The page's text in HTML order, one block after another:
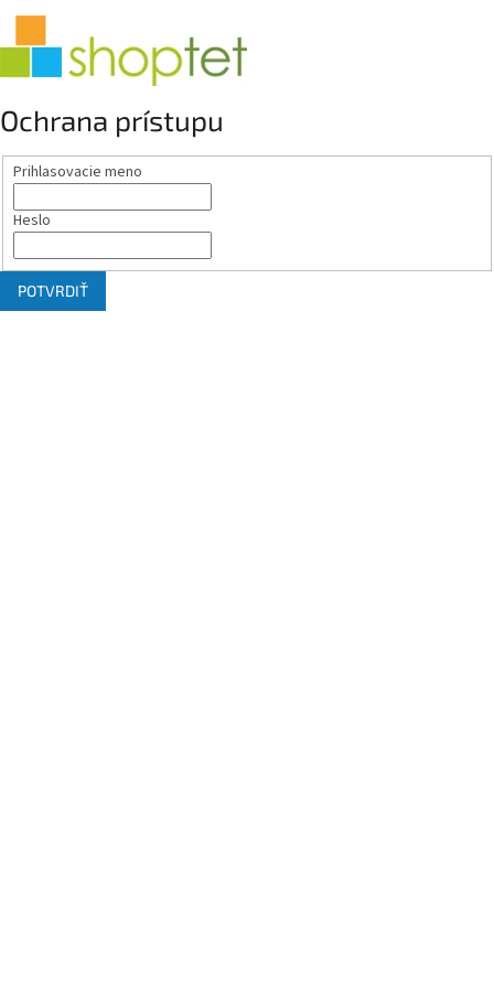
Ochrana prístupu
Prihlasovacie meno
Heslo
POTVRDIŤ